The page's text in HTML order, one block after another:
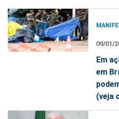
09/01/
Em
em
(veja